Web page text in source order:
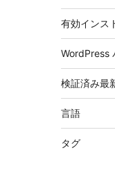
有効インス
WordPress
検証済み最
言語
タグ